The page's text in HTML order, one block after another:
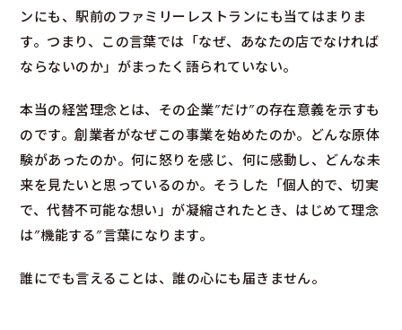
ンにも、駅前のファミリーレストランにも当てはまりま
す。つまり、この言葉では「なぜ、あなたの店でなければ
ならないのか」がまったく語られていない。
本当の経営理念とは、その企業”だけ”の存在意義を示すも
のです。創業者がなぜこの事業を始めたのか。どんな原体
験があったのか。何に怒りを感じ、何に感動し、どんな未
来を見たいと思っているのか。そうした「個人的で、切実
で、代替不可能な想い」が凝縮されたとき、はじめて理念
は”機能する”言葉になります。
誰にでも言えることは、誰の心にも届きません。